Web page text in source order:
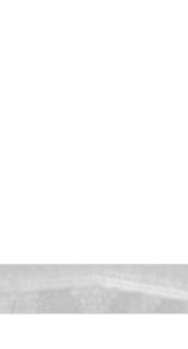
Borys Godunow
Straszny dwór
Borys Godunow
Borys Godunow
Aida
Borys Godunow
Borys Godunow
Borys Godunow
Borys Godunow
Trubadur